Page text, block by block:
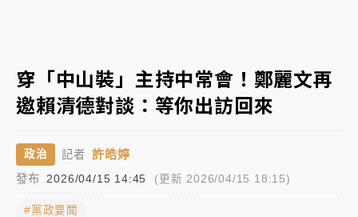
至2個月低
「白海豚」雨炸新北！通報109件災情 侯友宜揭這類災
白海豚挾豪雨狂炸新北！時雨量破百毫米 水塔、雨棚
砸落毀車
穿「中山裝」主持中常會！鄭麗文再
邀賴清德對談：等你出訪回來
政治 記者 許皓婷
發布 2026/04/15 14:45 (更新 2026/04/15 18:15)
#黨政要聞